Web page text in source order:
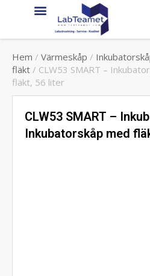
Hem / Värmeskåp /
fläkt / CLW53 SMART –
fläkt, 56 liter
CLW53 SMART –
Inkubatorskåp med